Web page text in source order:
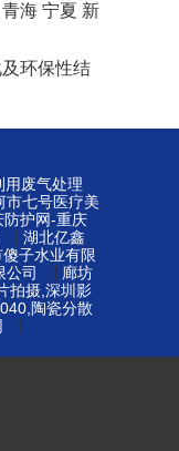
青海 宁夏 新
环保性结
废气处理
市七号医疗美
防护网-重庆
湖北亿鑫
子水业有限
公司
廊坊
拍摄,深圳影
陶瓷分散